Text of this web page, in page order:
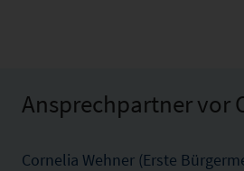
Ansprechpartner vor
Cornelia Wehner (Erste